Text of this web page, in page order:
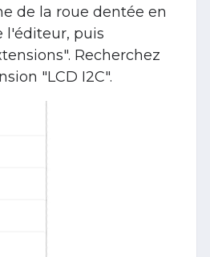
de la roue dentée en
l'éditeur, puis
Recherchez
"LCD I2C".